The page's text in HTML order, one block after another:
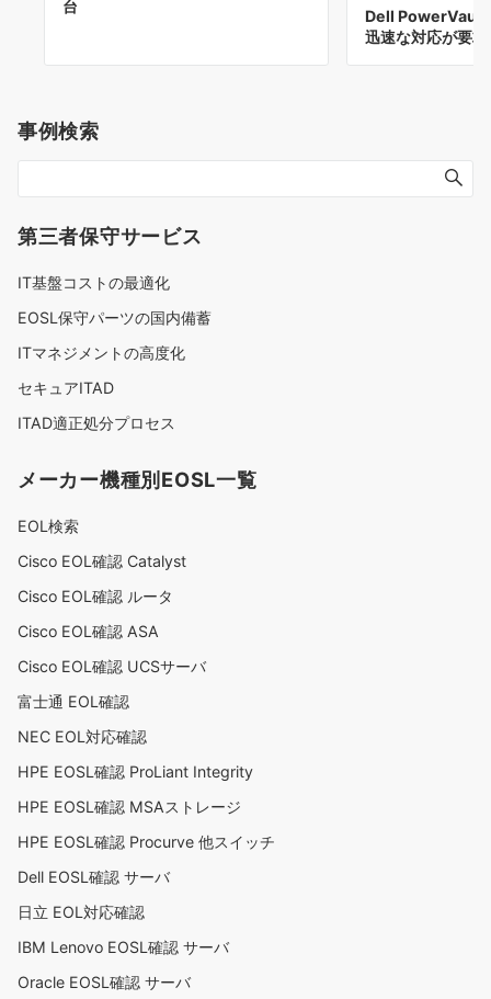
台
Dell PowerVault
迅速な対応が要
事例検索
第三者保守サービス
IT基盤コストの最適化
EOSL保守パーツの国内備蓄
ITマネジメントの高度化
セキュアITAD
ITAD適正処分プロセス
メーカー機種別EOSL一覧
EOL検索
Cisco EOL確認 Catalyst
Cisco EOL確認 ルータ
Cisco EOL確認 ASA
Cisco EOL確認 UCSサーバ
富士通 EOL確認
NEC EOL対応確認
HPE EOSL確認 ProLiant Integrity
HPE EOSL確認 MSAストレージ
HPE EOSL確認 Procurve 他スイッチ
Dell EOSL確認 サーバ
日立 EOL対応確認
IBM Lenovo EOSL確認 サーバ
Oracle EOSL確認 サーバ